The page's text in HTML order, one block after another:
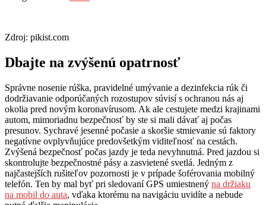
Zdroj: pikist.com
Dbajte na zvýšenú opatrnosť
Správne nosenie rúška, pravidelné umývanie a dezinfekcia rúk či
dodržiavanie odporúčaných rozostupov súvisí s ochranou nás aj
okolia pred novým koronavírusom. Ak ale cestujete medzi krajinami
autom, mimoriadnu bezpečnosť by ste si mali dávať aj počas
presunov. Sychravé jesenné počasie a skoršie stmievanie sú faktory
negatívne ovplyvňujúce predovšetkým viditeľnosť na cestách.
Zvýšená bezpečnosť počas jazdy je teda nevyhnutná. Pred jazdou si
skontrolujte bezpečnostné pásy a zasvietené svetlá. Jedným z
najčastejších rušiteľov pozornosti je v prípade šoférovania mobilný
telefón. Ten by mal byť pri sledovaní GPS umiestnený na držiaku
na mobil do auta, vďaka ktorému na navigáciu uvidíte a nebude